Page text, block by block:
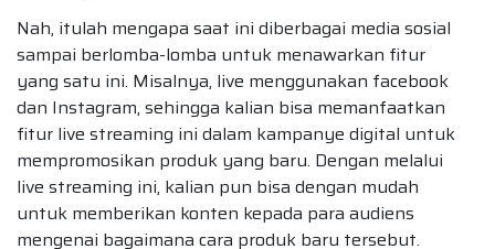
Nah, itulah mengapa saat ini diberbagai media sosial
sampai berlomba-lomba untuk menawarkan fitur
yang satu ini. Misalnya, live menggunakan facebook
dan Instagram, sehingga kalian bisa memanfaatkan
fitur live streaming ini dalam kampanye digital untuk
mempromosikan produk yang baru. Dengan melalui
live streaming ini, kalian pun bisa dengan mudah
untuk memberikan konten kepada para audiens
mengenai bagaimana cara produk baru tersebut.